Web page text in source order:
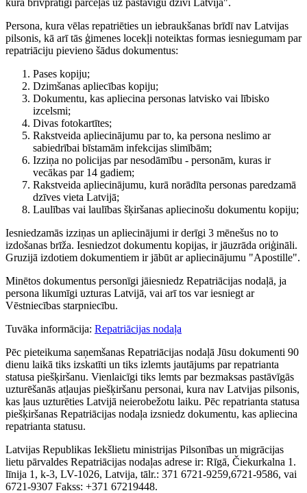
Persona, kura vēlas repatriēties un iebraukšanas brīdī nav Latvijas
pilsonis, kā arī tās ģimenes locekļi noteiktas formas iesniegumam par
repatriāciju pievieno šādus dokumentus:
Pases kopiju;
Dzimšanas apliecības kopiju;
Dokumentu, kas apliecina personas latvisko vai lībisko
izcelsmi;
Divas fotokartītes;
Rakstveida apliecinājumu par to, ka persona neslimo ar
sabiedrībai bīstamām infekcijas slimībām;
Izziņa no policijas par nesodāmību - personām, kuras ir
vecākas par 14 gadiem;
Rakstveida apliecinājumu, kurā norādīta personas paredzamā
dzīves vieta Latvijā;
Laulības vai laulības šķiršanas apliecinošu dokumentu kopiju;
Iesniedzamās izziņas un apliecinājumi ir derīgi 3 mēnešus no to
izdošanas brīža. Iesniedzot dokumentu kopijas, ir jāuzrāda oriģināli.
Gruzijā izdotiem dokumentiem ir jābūt ar apliecinājumu "Apostille".
Minētos dokumentus personīgi jāiesniedz Repatriācijas nodaļā, ja
persona likumīgi uzturas Latvijā, vai arī tos var iesniegt ar
Vēstniecības starpniecību.
Tuvāka informācija: Repatriācijas nodaļa
Pēc pieteikuma saņemšanas Repatriācijas nodaļā Jūsu dokumenti 90
dienu laikā tiks izskatīti un tiks izlemts jautājums par repatrianta
statusa piešķiršanu. Vienlaicīgi tiks lemts par bezmaksas pastāvīgās
uzturēšanās atļaujas piešķiršanu personai, kura nav Latvijas pilsonis,
kas ļaus uzturēties Latvijā neierobežotu laiku. Pēc repatrianta statusa
piešķiršanas Repatriācijas nodaļa izsniedz dokumentu, kas apliecina
repatrianta statusu.
Latvijas Republikas Iekšlietu ministrijas Pilsonības un migrācijas
lietu pārvaldes Repatriācijas nodaļas adrese ir: Rīgā, Čiekurkalna 1.
līnija 1, k-3, LV-1026, Latvija, tālr.: 371 6721-9259,6721-9586, vai
6721-9307 Fakss: +371 67219448.